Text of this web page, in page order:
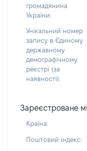
громадянина
України:
Унікальний номер
запису в Єдиному
державному
демографічному
реєстрі (за
наявності):
Зареєстроване
Країна:
Поштовий індекс: